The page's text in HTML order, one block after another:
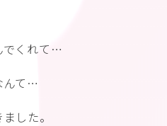
でくれて…
んて…
した。